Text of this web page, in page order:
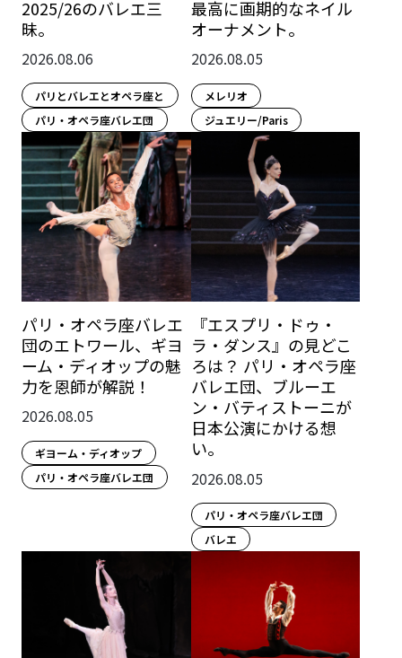
2025/26のバレエ三
昧。
2026.08.06
パリとバレエとオペラ座と
パリ・オペラ座バレエ団
最高に画期的なネイル
オーナメント。
2026.08.05
メレリオ
ジュエリー/Paris
パリ・オペラ座バレエ
団のエトワール、ギヨ
ーム・ディオップの魅
力を恩師が解説！
2026.08.05
ギヨーム・ディオップ
パリ・オペラ座バレエ団
『エスプリ・ドゥ・
ラ・ダンス』の見どこ
ろは？ パリ・オペラ座
バレエ団、ブルーエ
ン・バティストーニが
日本公演にかける想
い。
2026.08.05
パリ・オペラ座バレエ団
バレエ